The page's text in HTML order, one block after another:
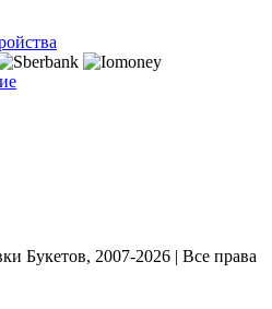
Букетов, 2007-2026 | Все права